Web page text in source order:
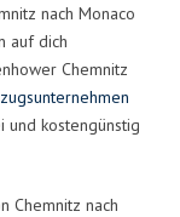
nach Monaco
auf dich
Chemnitz
und kostengünstig
Chemnitz nach